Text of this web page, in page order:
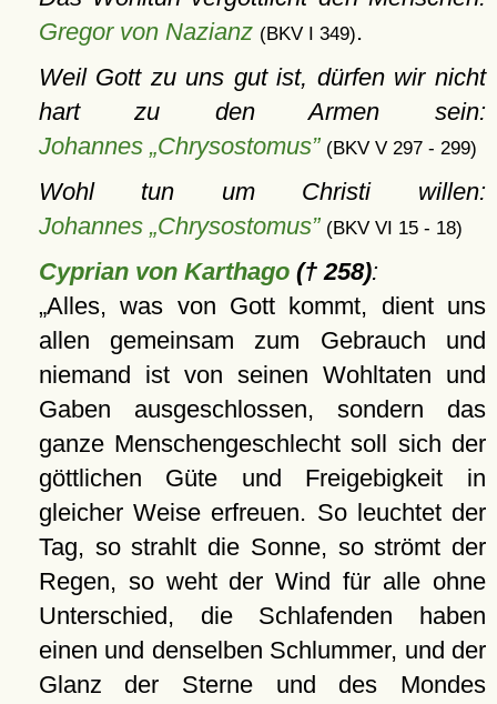
Gregor von Nazianz (BKV I 349).
Weil Gott zu uns gut ist, dürfen wir nicht
hart zu den Armen sein:
Johannes „Chrysostomus” (BKV V 297 - 299)
Wohl tun um Christi willen:
Johannes „Chrysostomus” (BKV VI 15 - 18)
Cyprian von Karthago(† 258):
Alles, was von Gott kommt, dient uns
allen gemeinsam zum Gebrauch und
niemand ist von seinen Wohltaten und
Gaben ausgeschlossen, sondern das
ganze Menschengeschlecht soll sich der
göttlichen Güte und Freigebigkeit in
gleicher Weise erfreuen. So leuchtet der
Tag, so strahlt die Sonne, so strömt der
Regen, so weht der Wind für alle ohne
Unterschied, die Schlafenden haben
einen und denselben Schlummer, und der
Glanz der Sterne und des Mondes